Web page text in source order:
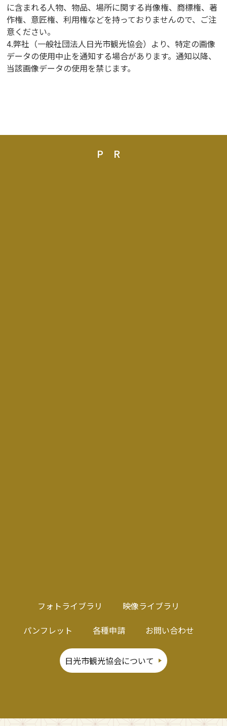
に含まれる人物、物品、場所に関する肖像権、商標権、著
作権、意匠権、利用権などを持っておりませんので、ご注
意ください。
4.弊社（一般社団法人日光市観光協会）より、特定の画像
データの使用中止を通知する場合があります。通知以降、
当該画像データの使用を禁じます。
PR
フォトライブラリ
映像ライブラリ
パンフレット
各種申請 お問い合わせ
日光市観光協会について